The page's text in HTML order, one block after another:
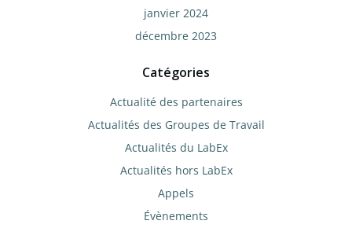
janvier 2024
décembre 2023
Catégories
Actualité des partenaires
Actualités des Groupes de Travail
Actualités du LabEx
Actualités hors LabEx
Appels
Évènements